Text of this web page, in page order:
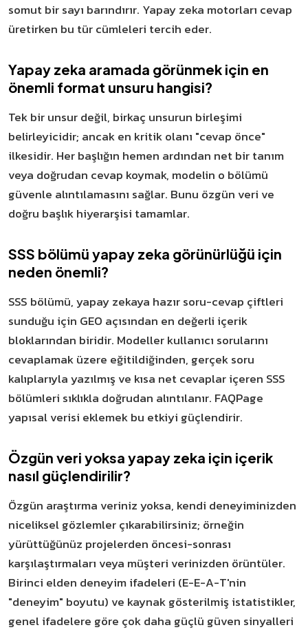
somut bir sayı barındırır. Yapay zeka motorları cevap
üretirken bu tür cümleleri tercih eder.
Yapay zeka aramada görünmek için en
önemli format unsuru hangisi?
Tek bir unsur değil, birkaç unsurun birleşimi
belirleyicidir; ancak en kritik olanı "cevap önce"
ilkesidir. Her başlığın hemen ardından net bir tanım
veya doğrudan cevap koymak, modelin o bölümü
güvenle alıntılamasını sağlar. Bunu özgün veri ve
doğru başlık hiyerarşisi tamamlar.
SSS bölümü yapay zeka görünürlüğü için
neden önemli?
SSS bölümü, yapay zekaya hazır soru-cevap çiftleri
sunduğu için GEO açısından en değerli içerik
bloklarından biridir. Modeller kullanıcı sorularını
cevaplamak üzere eğitildiğinden, gerçek soru
kalıplarıyla yazılmış ve kısa net cevaplar içeren SSS
bölümleri sıklıkla doğrudan alıntılanır. FAQPage
yapısal verisi eklemek bu etkiyi güçlendirir.
Özgün veri yoksa yapay zeka için içerik
nasıl güçlendirilir?
Özgün araştırma veriniz yoksa, kendi deneyiminizden
niceliksel gözlemler çıkarabilirsiniz; örneğin
yürüttüğünüz projelerden öncesi-sonrası
karşılaştırmaları veya müşteri verinizden örüntüler.
Birinci elden deneyim ifadeleri (E-E-A-T'nin
"deneyim" boyutu) ve kaynak gösterilmiş istatistikler,
genel ifadelere göre çok daha güçlü güven sinyalleri